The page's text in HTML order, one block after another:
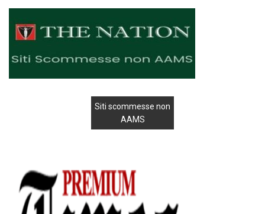
Siti scommesse non
AAMS